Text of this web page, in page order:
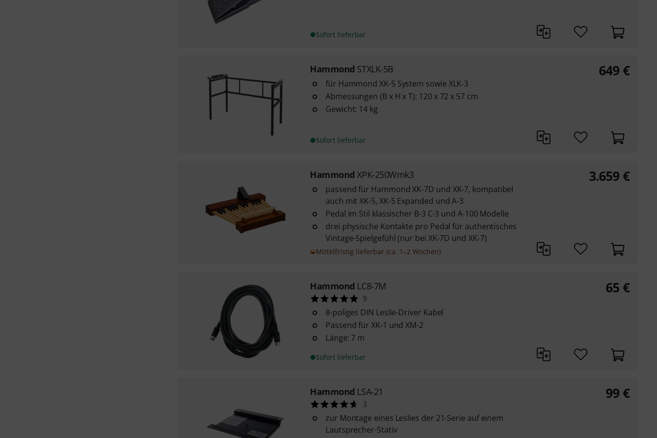
Sofort lieferbar
Hammond STXLK-5B
für Hammond XK-5 System sowie XLK-3
Abmessungen (B x H x T): 120 x 72 x 57 cm
Gewicht: 14 kg
Sofort lieferbar
649 €
Hammond XPK-250Wmk3
passend für Hammond XK-7D und XK-7, kompatibel
auch mit XK-5, XK-5 Expanded und A-3
Pedal im Stil klassischer B-3 C-3 und A-100 Modelle
drei physische Kontakte pro Pedal für authentisches
Vintage-Spielgefühl (nur bei XK-7D und XK-7)
Mittelfristig lieferbar (ca. 1–2 Wochen)
3.659 €
Hammond LC8-7M
9
8-poliges DIN Leslie-Driver Kabel
Passend für XK-1 und XM-2
Länge: 7 m
Sofort lieferbar
65 €
Hammond LSA-21
3
zur Montage eines Leslies der 21-Serie auf einem
Lautsprecher-Stativ
99 €